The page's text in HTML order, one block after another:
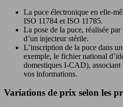
La puce électronique en elle-
ISO 11784 et ISO 11785.
La pose de la puce, réalisée
d’un injecteur stérile.
L’inscription de la puce dans
exemple, le fichier national
domestiques I-CAD),
vos informations.
Variations de prix selon les